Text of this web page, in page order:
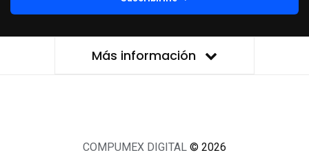
Más información
COMPUMEX DIGITAL © 2026